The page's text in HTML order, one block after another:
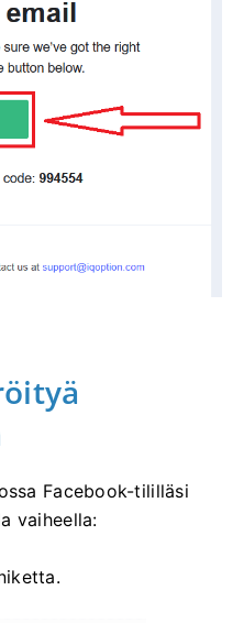
Facebook-tililläsi
vaiheella: